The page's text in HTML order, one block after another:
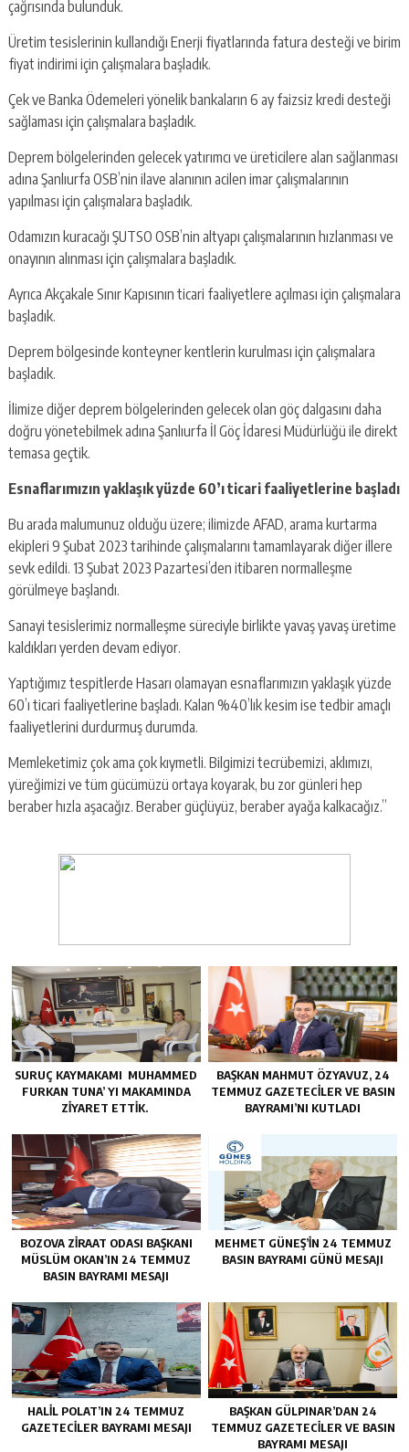
çağrısında bulunduk.
Üretim tesislerinin kullandığı Enerji fiyatlarında fatura desteği ve birim
fiyat indirimi için çalışmalara başladık.
Çek ve Banka Ödemeleri yönelik bankaların 6 ay faizsiz kredi desteği
sağlaması için çalışmalara başladık.
Deprem bölgelerinden gelecek yatırımcı ve üreticilere alan sağlanması
adına Şanlıurfa OSB’nin ilave alanının acilen imar çalışmalarının
yapılması için çalışmalara başladık.
Odamızın kuracağı ŞUTSO OSB’nin altyapı çalışmalarının hızlanması ve
onayının alınması için çalışmalara başladık.
Ayrıca Akçakale Sınır Kapısının ticari faaliyetlere açılması için çalışmalara
başladık.
Deprem bölgesinde konteyner kentlerin kurulması için çalışmalara
başladık.
İlimize diğer deprem bölgelerinden gelecek olan göç dalgasını daha
doğru yönetebilmek adına Şanlıurfa İl Göç İdaresi Müdürlüğü ile direkt
temasa geçtik.
Esnaflarımızın yaklaşık yüzde 60’ı ticari faaliyetlerine başladı
Bu arada malumunuz olduğu üzere; ilimizde AFAD, arama kurtarma
ekipleri 9 Şubat 2023 tarihinde çalışmalarını tamamlayarak diğer illere
sevk edildi. 13 Şubat 2023 Pazartesi’den itibaren normalleşme
görülmeye başlandı.
Sanayi tesislerimiz normalleşme süreciyle birlikte yavaş yavaş üretime
kaldıkları yerden devam ediyor.
Yaptığımız tespitlerde Hasarı olamayan esnaflarımızın yaklaşık yüzde
60’ı ticari faaliyetlerine başladı. Kalan %40’lık kesim ise tedbir amaçlı
faaliyetlerini durdurmuş durumda.
Memleketimiz çok ama çok kıymetli. Bilgimizi tecrübemizi, aklımızı,
yüreğimizi ve tüm gücümüzü ortaya koyarak, bu zor günleri hep
beraber hızla aşacağız. Beraber güçlüyüz, beraber ayağa kalkacağız.”
SURUÇ KAYMAKAMI MUHAMMED
FURKAN TUNA’ YI MAKAMINDA
ZİYARET ETTİK.
BAŞKAN MAHMUT ÖZYAVUZ, 24
TEMMUZ GAZETECILER VE BASIN
BAYRAMI’NI KUTLADI
BOZOVA ZİRAAT ODASI BAŞKANI
MÜSLÜM OKAN’IN 24 TEMMUZ
BASIN BAYRAMI MESAJI
MEHMET GÜNEŞ’İN 24 TEMMUZ
BASIN BAYRAMI GÜNÜ MESAJI
HALİL POLAT’IN 24 TEMMUZ
GAZETECİLER BAYRAMI MESAJI
BAŞKAN GÜLPINAR’DAN 24
TEMMUZ GAZETECİLER VE BASIN
BAYRAMI MESAJI